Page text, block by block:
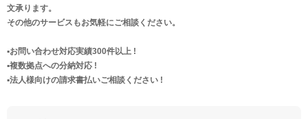
文承ります。
その他のサービスもお気軽にご相談ください。
▪️お問い合わせ対応実績300件以上 !
▪️複数拠点への分納対応 !
▪️法人様向けの請求書払いご相談ください !